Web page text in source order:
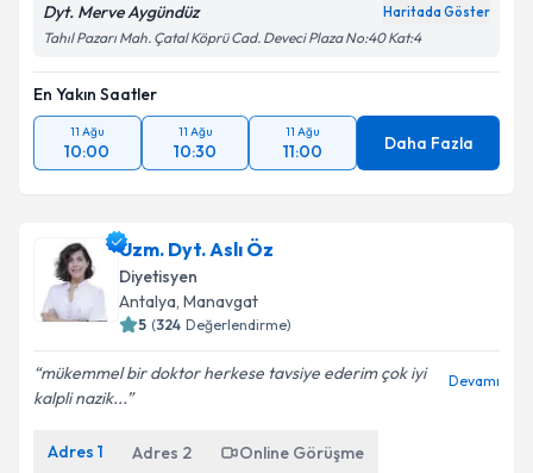
Dyt. Merve Aygündüz Haritada Göster
Tahıl Pazarı Mah. Çatal Köprü Cad. Deveci Plaza No:40 Kat:4
En Yakın Saatler
11 Ağu
10:00
11 Ağu
10:30
11 Ağu
11:00 Daha Fazla
Uzm. Dyt. Aslı Öz
Diyetisyen
Antalya, Manavgat
5 (324 Değerlendirme)
mükemmel bir doktor herkese tavsiye ederim çok iyi
kalpli nazik...
Devamı
Adres 1 Adres 2 Online Görüşme